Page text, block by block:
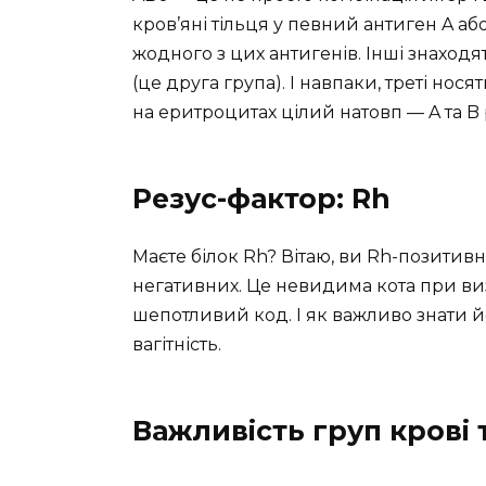
кров’яні тільця у певний антиген A
жодного з цих антигенів. Інші
(це друга група). І навпаки, треті
на еритроцитах цілий натовп — A та B
Резус-фактор: Rh
Маєте білок Rh? Вітаю, ви Rh-
негативних. Це невидима кота при
шепотливий код. І як важливо знати
вагітність.
Важливість груп крові